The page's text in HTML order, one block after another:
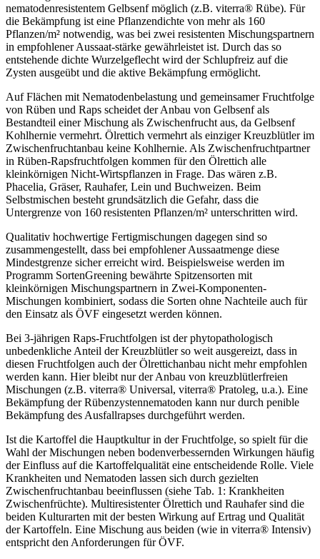
nematodenresistentem Gelbsenf möglich (z.B. viterra® Rübe). Für
die Bekämpfung ist eine Pflanzendichte von mehr als 160
Pflanzen/m² notwendig, was bei zwei resistenten Mischungspartnern
in empfohlener Aussaat-stärke gewährleistet ist. Durch das so
entstehende dichte Wurzelgeflecht wird der Schlupfreiz auf die
Zysten ausgeübt und die aktive Bekämpfung ermöglicht.
Auf Flächen mit Nematodenbelastung und gemeinsamer Fruchtfolge
von Rüben und Raps scheidet der Anbau von Gelbsenf als
Bestandteil einer Mischung als Zwischenfrucht aus, da Gelbsenf
Kohlhernie vermehrt. Ölrettich vermehrt als einziger Kreuzblütler im
Zwischenfruchtanbau keine Kohlhernie. Als Zwischenfruchtpartner
in Rüben-Rapsfruchtfolgen kommen für den Ölrettich alle
kleinkörnigen Nicht-Wirtspflanzen in Frage. Das wären z.B.
Phacelia, Gräser, Rauhafer, Lein und Buchweizen. Beim
Selbstmischen besteht grundsätzlich die Gefahr, dass die
Untergrenze von 160 resistenten Pflanzen/m² unterschritten wird.
Qualitativ hochwertige Fertigmischungen dagegen sind so
zusammengestellt, dass bei empfohlener Aussaatmenge diese
Mindestgrenze sicher erreicht wird. Beispielsweise werden im
Programm SortenGreening bewährte Spitzensorten mit
kleinkörnigen Mischungspartnern in Zwei-Komponenten-
Mischungen kombiniert, sodass die Sorten ohne Nachteile auch für
den Einsatz als ÖVF eingesetzt werden können.
Bei 3-jährigen Raps-Fruchtfolgen ist der phytopathologisch
unbedenkliche Anteil der Kreuzblütler so weit ausgereizt, dass in
diesen Fruchtfolgen auch der Ölrettichanbau nicht mehr empfohlen
werden kann. Hier bleibt nur der Anbau von kreuzblütlerfreien
Mischungen (z.B. viterra® Universal, viterra® Pratoleg, u.a.). Eine
Bekämpfung der Rübenzystennematoden kann nur durch penible
Bekämpfung des Ausfallrapses durchgeführt werden.
Ist die Kartoffel die Hauptkultur in der Fruchtfolge, so spielt für die
Wahl der Mischungen neben bodenverbessernden Wirkungen häufig
der Einfluss auf die Kartoffelqualität eine entscheidende Rolle. Viele
Krankheiten und Nematoden lassen sich durch gezielten
Zwischenfruchtanbau beeinflussen (siehe Tab. 1: Krankheiten
Zwischenfrüchte). Multiresistenter Ölrettich und Rauhafer sind die
beiden Kulturarten mit der besten Wirkung auf Ertrag und Qualität
der Kartoffeln. Eine Mischung aus beiden (wie in viterra® Intensiv)
entspricht den Anforderungen für ÖVF.